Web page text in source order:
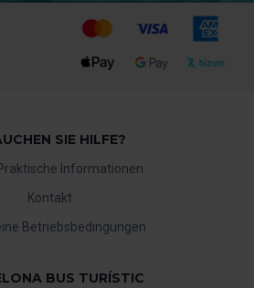
SIE HILFE?
Informationen
Kontakt
Betriebsbedingungen
BUS TURÍSTIC